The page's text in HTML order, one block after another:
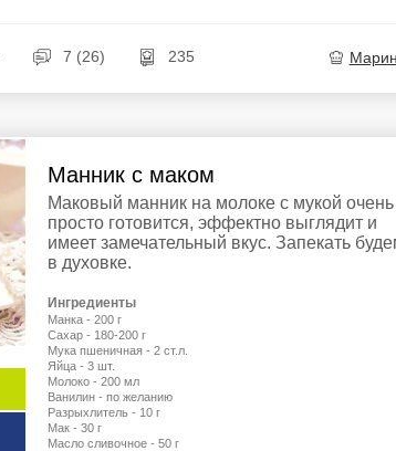
7 (26) 235
Манник с маком
Маковый манник на молоке с мукой очень
просто готовится, эффектно выглядит и
имеет замечательный вкус. Запекать
в духовке.
Ингредиенты
Манка - 200 г
Сахар - 180-200 г
Мука пшеничная - 2 ст.л.
Яйца - 3 шт.
Молоко - 200 мл
Ванилин - по желанию
Разрыхлитель - 10 г
Мак - 30 г
Масло сливочное - 50 г